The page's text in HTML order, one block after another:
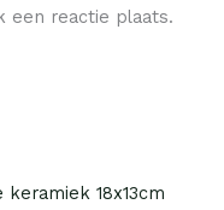
een reactie plaats.